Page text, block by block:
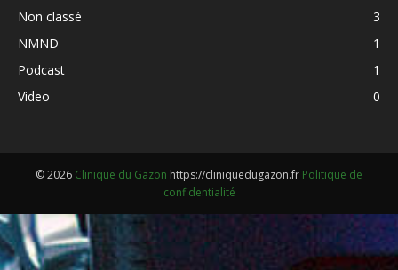
Non classé
3
NMND
1
Podcast
1
Video
0
© 2026 Clinique du Gazon https://cliniquedugazon.fr Politique de
confidentialité